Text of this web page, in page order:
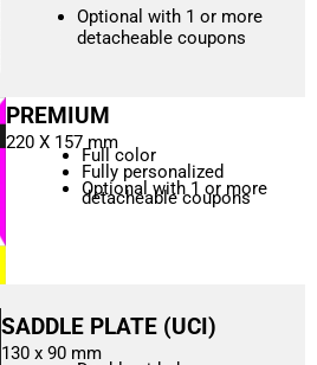
Optional with 1 or more
detacheable coupons
PREMIUM
220 X 157 mm
Full color
Fully personalized
Optional with 1 or more
detacheable coupons
SADDLE PLATE (UCI)
130 x 90 mm